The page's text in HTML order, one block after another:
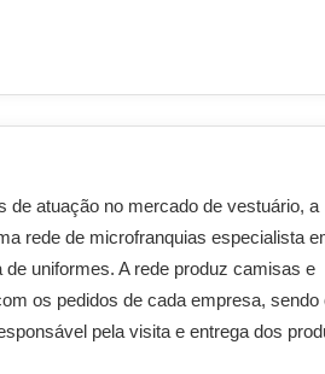
de atuação no mercado de vestuário, a
rede de microfranquias especialista
de uniformes. A rede produz camisas e
os pedidos de cada empresa, sendo
pela visita e entrega dos